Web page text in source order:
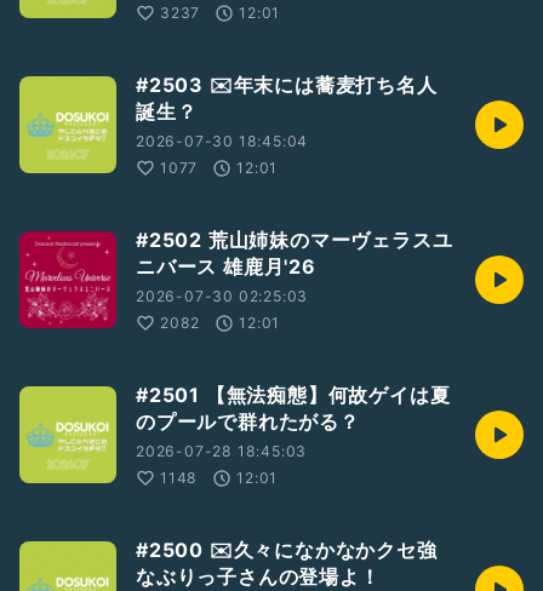
3237
12:01
#2503 ✉️年末には蕎麦打ち名人
誕生？
2026-07-30 18:45:04
1077
12:01
#2502 荒山姉妹のマーヴェラスユ
ニバース 雄鹿月'26
2026-07-30 02:25:03
2082
12:01
#2501 【無法痴態】何故ゲイは夏
のプールで群れたがる？
2026-07-28 18:45:03
1148
12:01
#2500 ✉️久々になかなかクセ強
なぶりっ子さんの登場よ！